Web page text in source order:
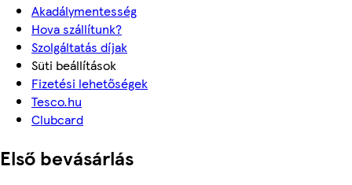
Akadálymentesség
Hova szállítunk?
Szolgáltatás díjak
Süti beállítások
Fizetési lehetőségek
Tesco.hu
Clubcard
Első bevásárlás